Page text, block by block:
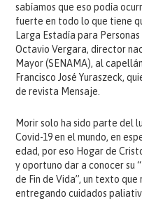
sabíamos que eso podía
fuerte en todo lo que tiene
Larga Estadía para
Octavio Vergara, director
Mayor (SENAMA), al
Francisco José Yuraszeck,
de revista Mensaje.
Morir solo ha sido parte del
Covid-19 en el mundo, en
edad, por eso Hogar de
y oportuno dar a conocer su
de Fin de Vida”, un texto
entregando cuidados